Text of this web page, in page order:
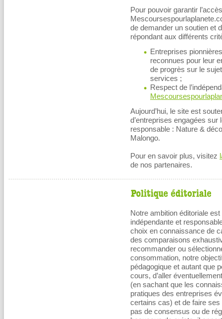
Pour pouvoir garantir
de demander un soutien et
répondant aux différents
Entreprises
reconnues pour leur
de progrès sur le
services ;
Respect de
Aujourd’hui, le site est
d’entreprises engagées
responsable : Nature &
Malongo.
Pour en savoir plus, visitez
de nos partenaires.
Notre ambition éditoriale
indépendante et
choix en connaissance de
des comparaisons
recommander ou
consommation, notre
pédagogique et autant que
cours, d’aller
(en sachant que les
pratiques des entreprises
certains cas) et de faire
pas de consensus ou de